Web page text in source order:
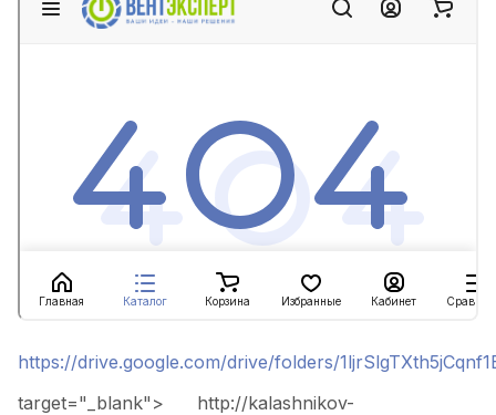
https://drive.google.com/drive/folders/
target="_blank">
http://kalashnikov-